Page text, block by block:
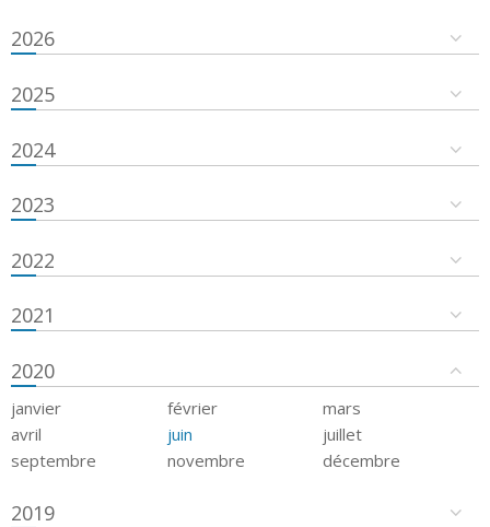
2026
2025
2024
2023
2022
2021
2020
janvier février
mars
avril
juin
juillet
septembre
novembre décembre
2019